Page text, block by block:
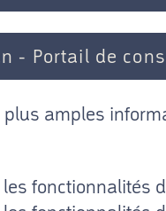
- Portail de
plus amples
fonctionnalités